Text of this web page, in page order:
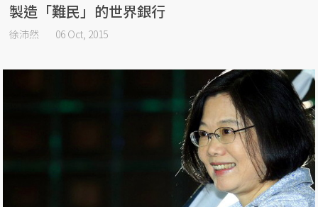
製造「難民」的世界銀行
徐沛然 06 Oct, 2015